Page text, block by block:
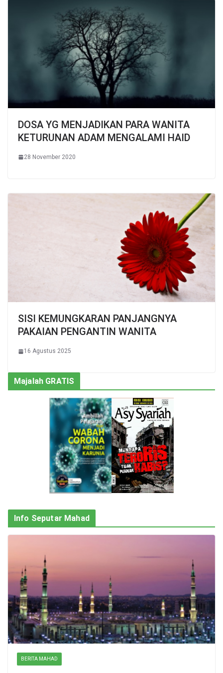
DOSA YG MENJADIKAN PARA WANITA
KETURUNAN ADAM MENGALAMI HAID
28 November 2020
SISI KEMUNGKARAN PANJANGNYA
PAKAIAN PENGANTIN WANITA
16 Agustus 2025
Majalah GRATIS
Info Seputar Mahad
BERITA MAHAD